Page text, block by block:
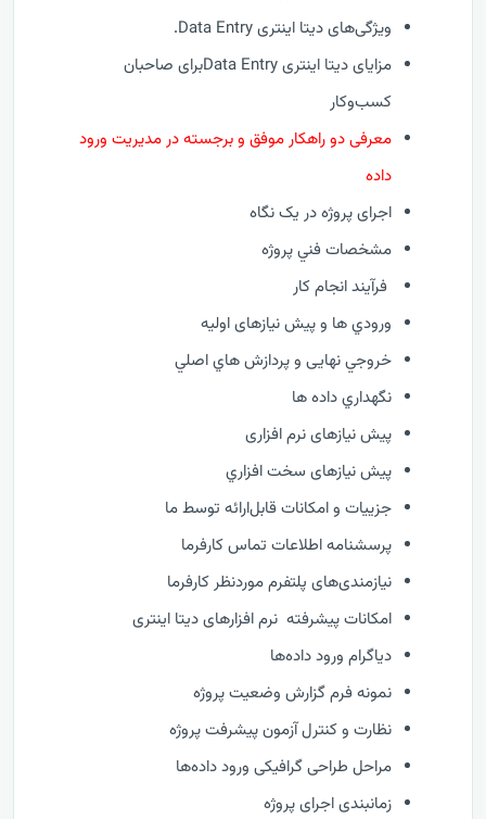
ویژگی‌های دیتا اینتری Data Entry.
مزایای دیتا اینتری Data Entryبرای صاحبان
کسب‌وکار
معرفی دو راهکار موفق و برجسته‌ در مدیریت ورود
داده
اجرای پروژه در یک نگاه
مشخصات فني پروژه
فرآيند انجام کار
ورودي ها و پیش نیازهای اولیه
خروجي نهایی و پردازش هاي اصلي
نگهداري داده ها
پیش نیازهای نرم افزاری
پیش نیازهای سخت افزاري
جزییات و امکانات قابل‌ارائه توسط ما
پرسشنامه اطلاعات تماس کارفرما
نیازمندی‌های پلتفرم موردنظر کارفرما
امکانات پیشرفته نرم افزارهای دیتا اینتری
دیاگرام ورود داده‌ها
نمونه فرم گزارش وضعيت پروژه
نظارت و كنترل آزمون پیشرفت پروژه
مراحل طراحی گرافیکی ورود داده‌ها
زمانبندی اجرای پروژه